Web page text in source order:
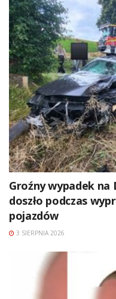
Groźny wypadek na
doszło podczas
pojazdów
3 SIERPNIA 2026